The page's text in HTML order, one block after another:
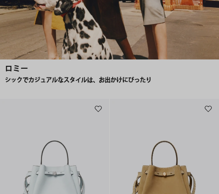
ロミー
シックでカジュアルなスタイルは、お出かけにぴったり